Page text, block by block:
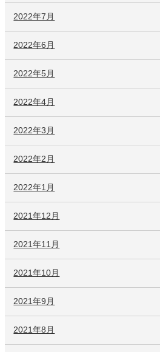
2022年7月
2022年6月
2022年5月
2022年4月
2022年3月
2022年2月
2022年1月
2021年12月
2021年11月
2021年10月
2021年9月
2021年8月